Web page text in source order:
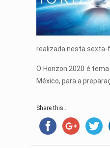
realizada nesta sexta-
O Horizon 2020 é
México, para a
Share this...